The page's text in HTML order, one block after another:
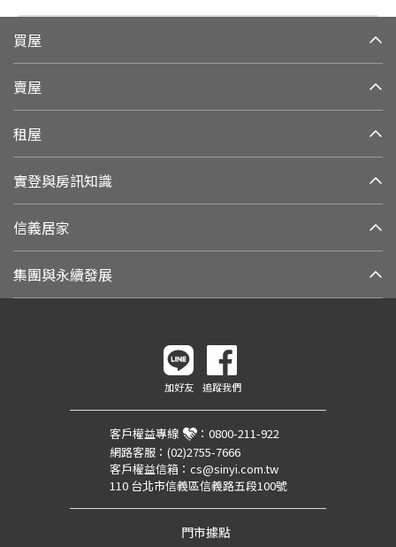
買屋
賣屋
租屋
實登與房訊知識
信義居家
集團與永續發展
加好友 追蹤我們
客戶權益專線 ： 0800-211-922
網路客服： (02)2755-7666
客戶權益信箱： cs@sinyi.com.tw
110 台北市信義區信義路五段100號
門市據點